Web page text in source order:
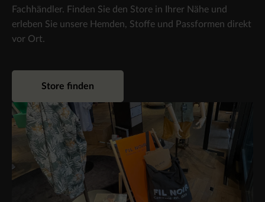
Fachhändler. Finden Sie den Store in Ihrer Nähe und
erleben Sie unsere Hemden, Stoffe und Passformen direkt
vor Ort.
Store finden